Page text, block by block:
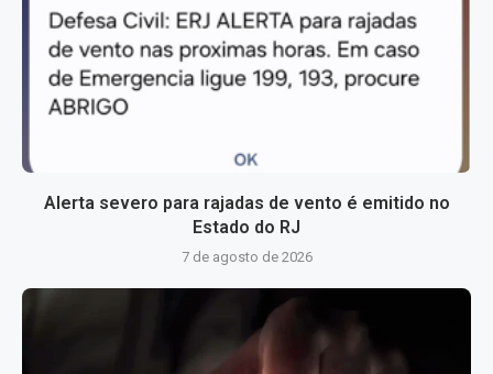
Alerta severo para rajadas de vento é emitido no
Estado do RJ
7 de agosto de 2026